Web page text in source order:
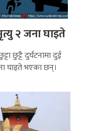
२ जना घाइते
छुट्टै दुर्घटनामा दुई
घाइते भएका छन्।